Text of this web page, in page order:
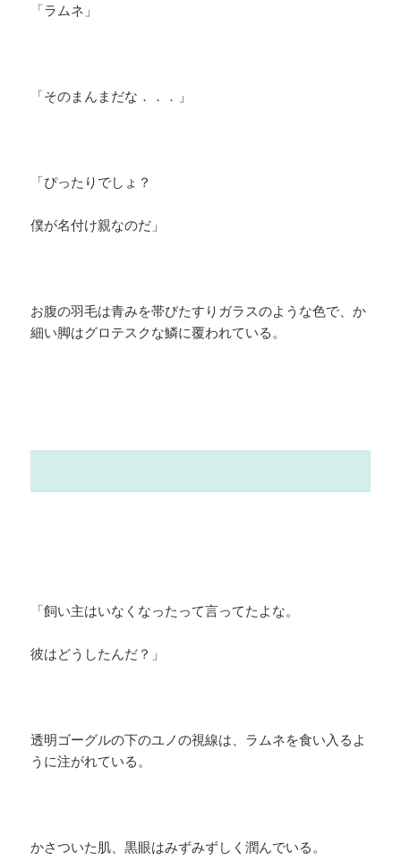
「ラムネ」
「そのまんまだな．．．」
「ぴったりでしょ？
僕が名付け親なのだ」
お腹の羽毛は青みを帯びたすりガラスのような色で、か
細い脚はグロテスクな鱗に覆われている。
「飼い主はいなくなったって言ってたよな。
彼はどうしたんだ？」
透明ゴーグルの下のユノの視線は、ラムネを食い入るよ
うに注がれている。
かさついた肌、黒眼はみずみずしく潤んでいる。